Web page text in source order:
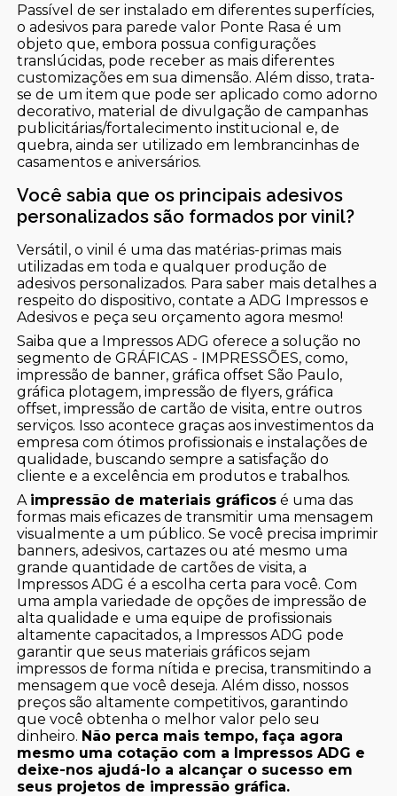
Passível de ser instalado em diferentes superfícies,
o adesivos para parede valor Ponte Rasa é um
objeto que, embora possua configurações
translúcidas, pode receber as mais diferentes
customizações em sua dimensão. Além disso, trata-
se de um item que pode ser aplicado como adorno
decorativo, material de divulgação de campanhas
publicitárias/fortalecimento institucional e, de
quebra, ainda ser utilizado em lembrancinhas de
casamentos e aniversários.
Você sabia que os principais adesivos
personalizados são formados por vinil?
Versátil, o vinil é uma das matérias-primas mais
utilizadas em toda e qualquer produção de
adesivos personalizados. Para saber mais detalhes a
respeito do dispositivo, contate a ADG Impressos e
Adesivos e peça seu orçamento agora mesmo!
Saiba que a Impressos ADG oferece a solução no
segmento de GRÁFICAS - IMPRESSÕES, como,
impressão de banner, gráfica offset São Paulo,
gráfica plotagem, impressão de flyers, gráfica
offset, impressão de cartão de visita, entre outros
serviços. Isso acontece graças aos investimentos da
empresa com ótimos profissionais e instalações de
qualidade, buscando sempre a satisfação do
cliente e a excelência em produtos e trabalhos.
A impressão de materiais gráficos é uma das
formas mais eficazes de transmitir uma mensagem
visualmente a um público. Se você precisa imprimir
banners, adesivos, cartazes ou até mesmo uma
grande quantidade de cartões de visita, a
Impressos ADG é a escolha certa para você. Com
uma ampla variedade de opções de impressão de
alta qualidade e uma equipe de profissionais
altamente capacitados, a Impressos ADG pode
garantir que seus materiais gráficos sejam
impressos de forma nítida e precisa, transmitindo a
mensagem que você deseja. Além disso, nossos
preços são altamente competitivos, garantindo
que você obtenha o melhor valor pelo seu
dinheiro. Não perca mais tempo, faça agora
mesmo uma cotação com a Impressos ADG e
deixe-nos ajudá-lo a alcançar o sucesso em
seus projetos de impressão gráfica.